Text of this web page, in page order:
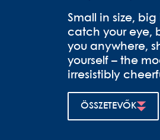
Small in size,
catch your eye,
you anywhere,
yourself – the
irresistibly
ÖSSZETEVŐK